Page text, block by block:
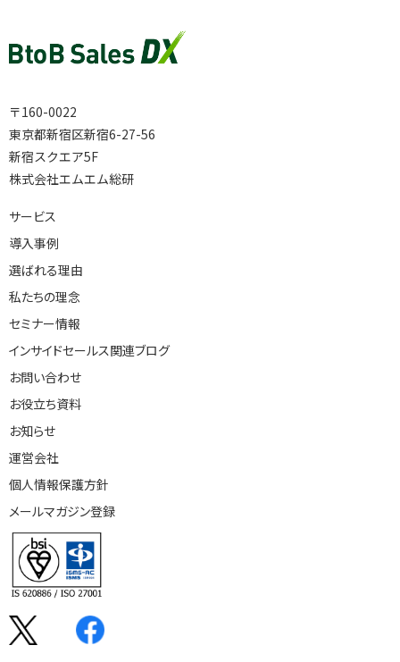
捗可視化）
ナーチャリングコンテンツ内製化支援（資料・動画）
BtoBマーケティング基礎研修（ゲーム体験型）
〒160-0022
東京都新宿区新宿6-27-56
新宿スクエア5F
株式会社エムエム総研
サービス
導入事例
選ばれる理由
私たちの理念
セミナー情報
インサイドセールス関連ブログ
お問い合わせ
お役立ち資料
お知らせ
運営会社
個人情報保護方針
メールマガジン登録